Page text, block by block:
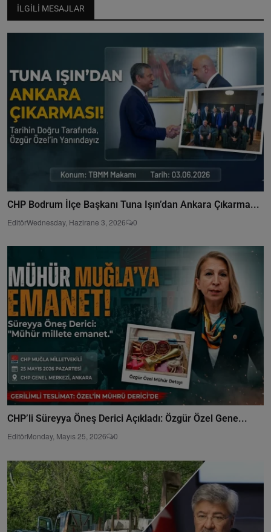
İLGILI MESAJLAR
CHP Bodrum İlçe Başkanı Tuna Işın’dan Ankara Çıkarma...
EditörWednesday, Hazirane 3, 2026 0
CHP’li Süreyya Öneş Derici Açıkladı: Özgür Özel Gene...
EditörMonday, Mayıs 25, 2026 0